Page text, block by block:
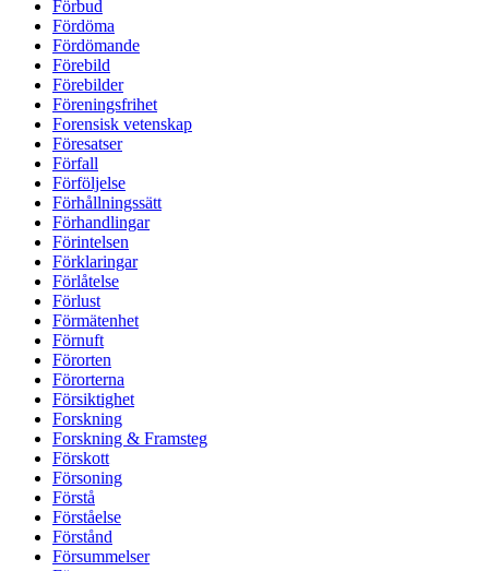
Förbud
Fördöma
Fördömande
Förebild
Förebilder
Föreningsfrihet
Forensisk vetenskap
Föresatser
Förfall
Förföljelse
Förhållningssätt
Förhandlingar
Förintelsen
Förklaringar
Förlåtelse
Förlust
Förmätenhet
Förnuft
Förorten
Förorterna
Försiktighet
Forskning
Forskning & Framsteg
Förskott
Försoning
Förstå
Förståelse
Förstånd
Försummelser